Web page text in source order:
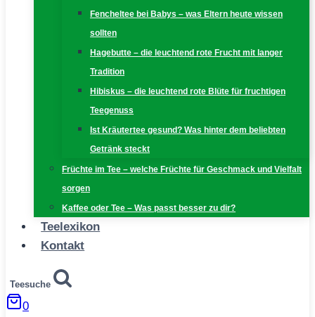
Fencheltee bei Babys – was Eltern heute wissen
sollten
Hagebutte – die leuchtend rote Frucht mit langer
Tradition
Hibiskus – die leuchtend rote Blüte für fruchtigen
Teegenuss
Ist Kräutertee gesund? Was hinter dem beliebten
Getränk steckt
Früchte im Tee – welche Früchte für Geschmack und Vielfalt
sorgen
Kaffee oder Tee – Was passt besser zu dir?
Teelexikon
Kontakt
Teesuche
0